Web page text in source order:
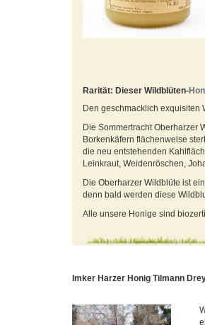
Rarität: Dieser Wildblüten-
Den geschmacklich exquisiten
Die Sommertracht Oberharzer
Borkenkäfern flächenweise
die neu entstehenden
Leinkraut, Weidenröschen,
Die Oberharzer Wildblüte ist
denn bald werden diese
Alle unsere Honige sind
Imker Harzer Honig Tilmann